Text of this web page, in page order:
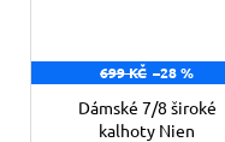
699 KČ –28 %
Dámské 7/8 široké
kalhoty Nien